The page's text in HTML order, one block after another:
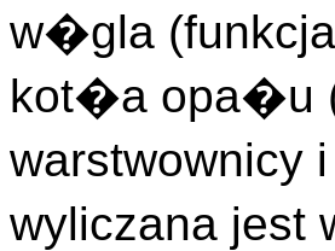
w�gla (funkcja
kot�a opa�u
warstwownicy
wyliczana